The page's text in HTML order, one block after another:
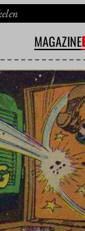
MAGAZINE